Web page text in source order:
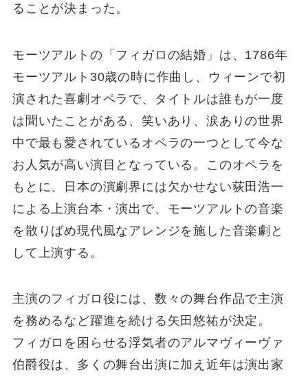
ることが決まった。
モーツアルトの「フィガロの結婚」は、1786年
モーツアルト30歳の時に作曲し、ウィーンで初
演された喜劇オペラで、タイトルは誰もが一度
は聞いたことがある、笑いあり、涙ありの世界
中で最も愛されているオペラの一つとして今な
お人気が高い演目となっている。このオペラを
もとに、日本の演劇界には欠かせない荻田浩一
による上演台本・演出で、モーツアルトの音楽
を散りばめ現代風なアレンジを施した音楽劇と
して上演する。
主演のフィガロ役には、数々の舞台作品で主演
を務めるなど躍進を続ける矢田悠祐が決定。
フィガロを困らせる浮気者のアルマヴィーヴァ
伯爵役は、多くの舞台出演に加え近年は演出家